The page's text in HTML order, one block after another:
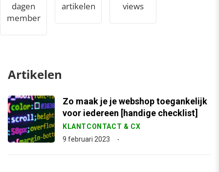
dagen
member
artikelen views
Artikelen
Zo maak je je webshop toegankelijk
voor iedereen [handige checklist]
KLANTCONTACT & CX
9 februari 2023